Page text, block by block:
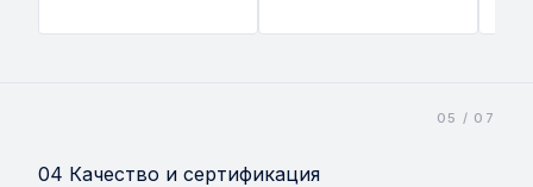
04 Качество и сертификация